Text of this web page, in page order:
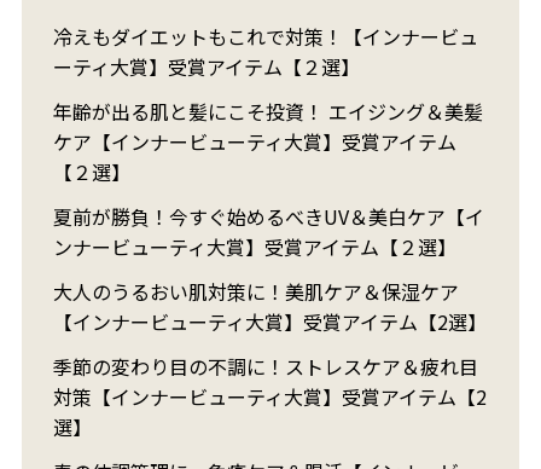
冷えもダイエットもこれで対策！【インナービュ
ーティ大賞】受賞アイテム【２選】
年齢が出る肌と髪にこそ投資！ エイジング＆美髪
ケア【インナービューティ大賞】受賞アイテム
【２選】
夏前が勝負！今すぐ始めるべきUV＆美白ケア【イ
ンナービューティ大賞】受賞アイテム【２選】
大人のうるおい肌対策に！美肌ケア＆保湿ケア
【インナービューティ大賞】受賞アイテム【2選】
季節の変わり目の不調に！ストレスケア＆疲れ目
対策【インナービューティ大賞】受賞アイテム【2
選】